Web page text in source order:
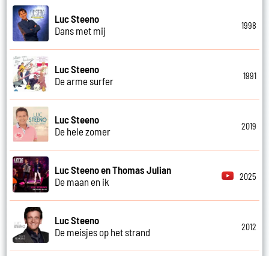
Luc Steeno
Dans met mij
1998
Luc Steeno
De arme surfer
1991
Luc Steeno
De hele zomer
2019
Luc Steeno en Thomas Julian
De maan en ik
2025
Luc Steeno
De meisjes op het strand
2012